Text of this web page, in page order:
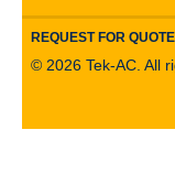
REQUEST FOR QUOTE
© 2026 Tek-AC. All